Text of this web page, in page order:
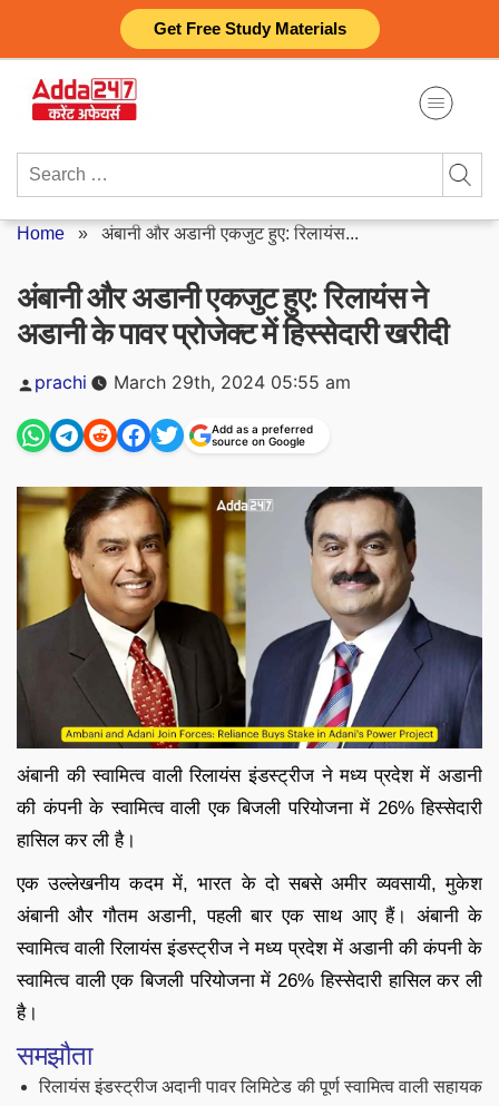
Get Free Study Materials
content
Search
Home » अंबानी और अडानी एकजुट हुए: रिलायंस...
अंबानी और अडानी एकजुट हुए: रिलायंस ने
अडानी के पावर प्रोजेक्ट में हिस्सेदारी खरीदी
Posted
by
prachi March 29th, 2024 05:55 am
Add as a preferred
source on Google
अंबानी की स्वामित्व वाली रिलायंस इंडस्ट्रीज ने मध्य प्रदेश में अडानी
की कंपनी के स्वामित्व वाली एक बिजली परियोजना में 26% हिस्सेदारी
हासिल कर ली है।
एक उल्लेखनीय कदम में, भारत के दो सबसे अमीर व्यवसायी, मुकेश
अंबानी और गौतम अडानी, पहली बार एक साथ आए हैं। अंबानी के
स्वामित्व वाली रिलायंस इंडस्ट्रीज ने मध्य प्रदेश में अडानी की कंपनी के
स्वामित्व वाली एक बिजली परियोजना में 26% हिस्सेदारी हासिल कर ली
है।
समझौता
रिलायंस इंडस्ट्रीज अदानी पावर लिमिटेड की पूर्ण स्वामित्व वाली सहायक